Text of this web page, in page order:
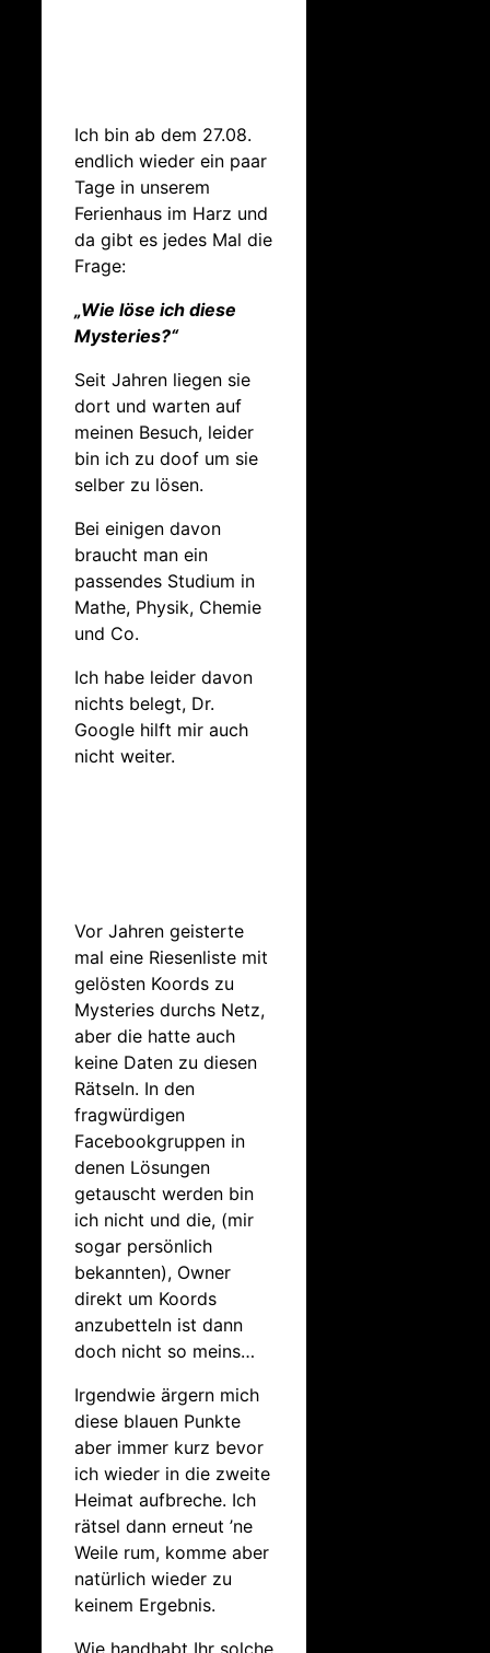
Ich bin ab dem 27.08.
endlich wieder ein paar
Tage in unserem
Ferienhaus im Harz und
da gibt es jedes Mal die
Frage:
„Wie löse ich diese
Mysteries?“
Seit Jahren liegen sie
dort und warten auf
meinen Besuch, leider
bin ich zu doof um sie
selber zu lösen.
Bei einigen davon
braucht man ein
passendes Studium in
Mathe, Physik, Chemie
und Co.
Ich habe leider davon
nichts belegt, Dr.
Google hilft mir auch
nicht weiter.
Vor Jahren geisterte
mal eine Riesenliste mit
gelösten Koords zu
Mysteries durchs Netz,
aber die hatte auch
keine Daten zu diesen
Rätseln. In den
fragwürdigen
Facebookgruppen in
denen Lösungen
getauscht werden bin
ich nicht und die, (mir
sogar persönlich
bekannten), Owner
direkt um Koords
anzubetteln ist dann
doch nicht so meins…
Irgendwie ärgern mich
diese blauen Punkte
aber immer kurz bevor
ich wieder in die zweite
Heimat aufbreche. Ich
rätsel dann erneut ’ne
Weile rum, komme aber
natürlich wieder zu
keinem Ergebnis.
Wie handhabt Ihr solche